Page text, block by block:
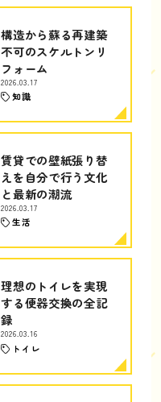
構造から蘇る再建築
不可のスケルトンリ
フォーム
2026.03.17
知識
賃貸での壁紙張り替
えを自分で行う文化
と最新の潮流
2026.03.17
生活
理想のトイレを実現
する便器交換の全記
録
2026.03.16
トイレ